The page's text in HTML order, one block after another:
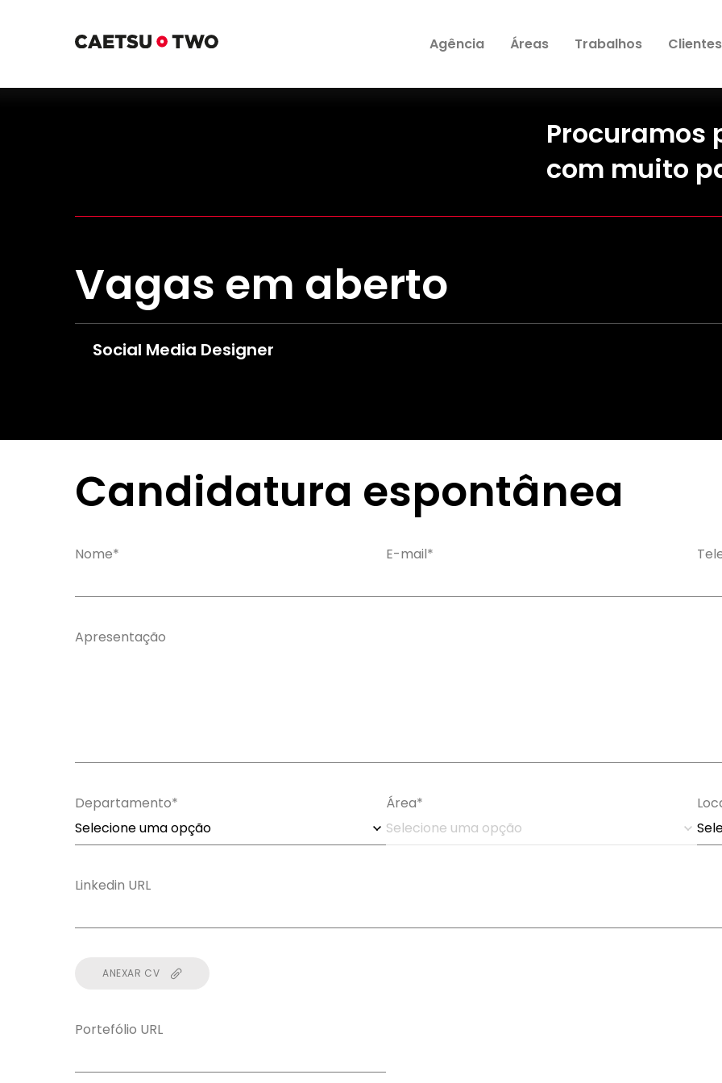
Agência Áreas Trabalhos Clientes
Procuramos
com muito
Vagas em aberto
Social Media Designer
Candidatura espontânea
Nome* E-mail*
Apresentação
Departamento* Área*
Linkedin URL
ANEXAR CV
Portefólio URL